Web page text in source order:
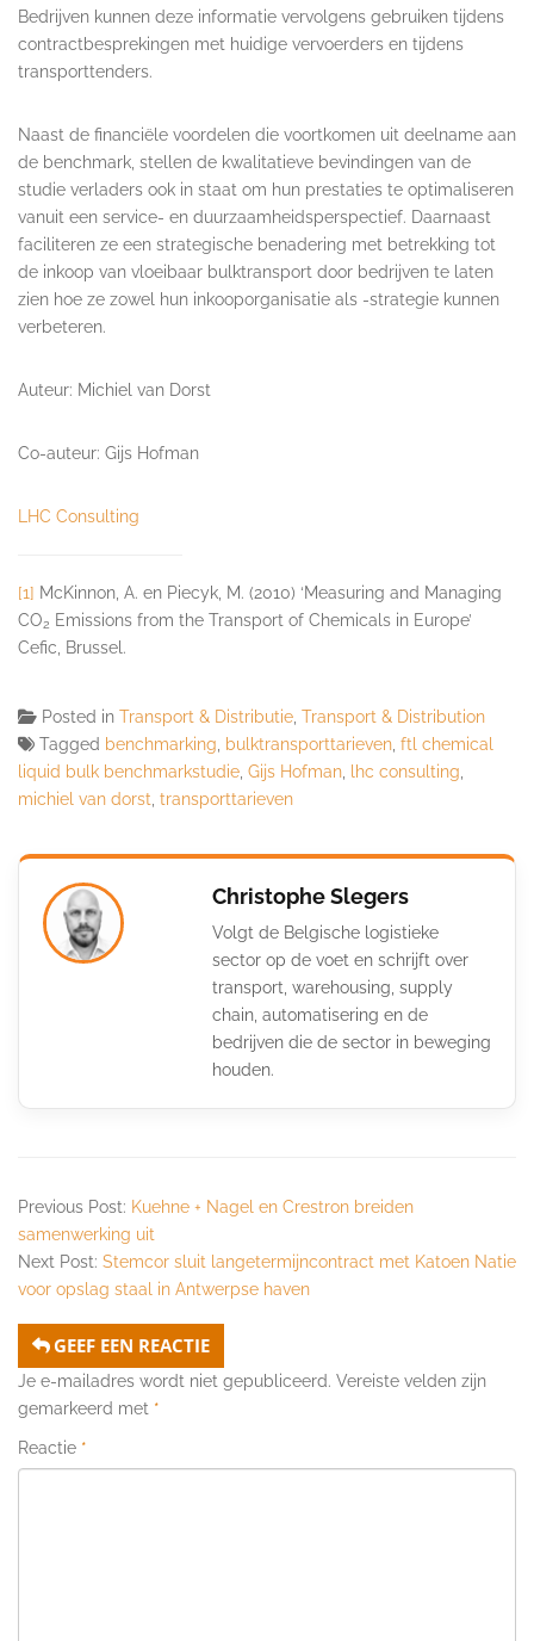
Bedrijven kunnen deze informatie vervolgens gebruiken tijdens
contractbesprekingen met huidige vervoerders en tijdens
transporttenders.
Naast de financiële voordelen die voortkomen uit deelname aan
de benchmark, stellen de kwalitatieve bevindingen van de
studie verladers ook in staat om hun prestaties te optimaliseren
vanuit een service- en duurzaamheidsperspectief. Daarnaast
faciliteren ze een strategische benadering met betrekking tot
de inkoop van vloeibaar bulktransport door bedrijven te laten
zien hoe ze zowel hun inkooporganisatie als -strategie kunnen
verbeteren.
Auteur: Michiel van Dorst
Co-auteur: Gijs Hofman
LHC Consulting
[1] McKinnon, A. en Piecyk, M. (2010) ‘Measuring and Managing
CO2 Emissions from the Transport of Chemicals in Europe’
Cefic, Brussel.
Posted in Transport & Distributie Transport & Distribution
Tagged benchmarking bulktransporttarieven ftl chemical
liquid bulk benchmarkstudie Gijs Hofman lhc consulting
michiel van dorst transporttarieven
Christophe Slegers
Volgt de Belgische logistieke
sector op de voet en schrijft over
transport, warehousing, supply
chain, automatisering en de
bedrijven die de sector in beweging
houden.
Previous Post: Kuehne + Nagel en Crestron breiden
samenwerking uit
Next Post: Stemcor sluit langetermijncontract met Katoen Natie
voor opslag staal in Antwerpse haven
GEEF EEN REACTIE
Je e-mailadres wordt niet gepubliceerd. Vereiste velden zijn
gemarkeerd met *
Reactie *